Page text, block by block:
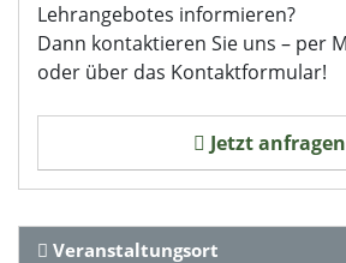
Lehrangebotes informieren?
Dann kontaktieren Sie uns – per
oder über das Kontaktformular!
Jetzt anfragen
Veranstaltungsort